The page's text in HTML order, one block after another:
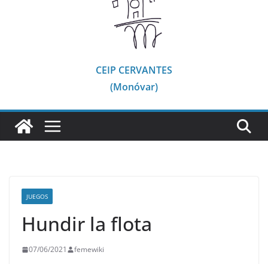
CEIP CERVANTES
(Monóvar)
JUEGOS
Hundir la flota
07/06/2021 femewiki